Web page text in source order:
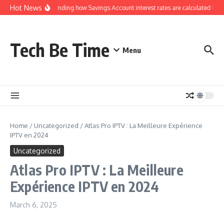
Skip to content
Hot NewsUnderstanding how Savings Account interest rates are calculated by
Tech Be Time Menu
Home / Uncategorized /Atlas Pro IPTV : La Meilleure Expérience
IPTV en 2024
Uncategorized
Atlas Pro IPTV : La Meilleure
Expérience IPTV en 2024
March 6, 2025